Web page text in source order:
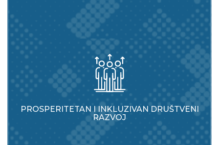
PROSPERITETAN I INKLUZIVAN DRUŠTVENI
RAZVOJ